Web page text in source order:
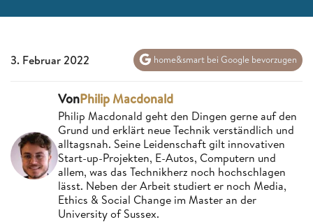
3. Februar 2022 home&smart bei Google bevorzugen
VonPhilip Macdonald
Philip Macdonald geht den Dingen gerne auf den
Grund und erklärt neue Technik verständlich und
alltagsnah. Seine Leidenschaft gilt innovativen
Start-up-Projekten, E-Autos, Computern und
allem, was das Technikherz noch hochschlagen
lässt. Neben der Arbeit studiert er noch Media,
Ethics & Social Change im Master an der
University of Sussex.